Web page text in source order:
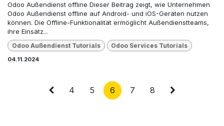
Odoo Außendienst offline Dieser Beitrag zeigt, wie Unternehmen
Odoo Außendienst offline auf Android- und iOS-Geräten nutzen
können. Die Offline-Funktionalität ermöglicht Außendienstteams,
ihre Einsätz...
Odoo Außendienst Tutorials Odoo Services Tutorials
04.11.2024
4 5 6 7 8